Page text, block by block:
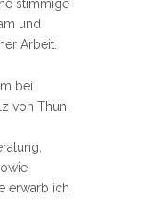
stimmige
und
Arbeit.
bei
von Thun,
erwarb ich